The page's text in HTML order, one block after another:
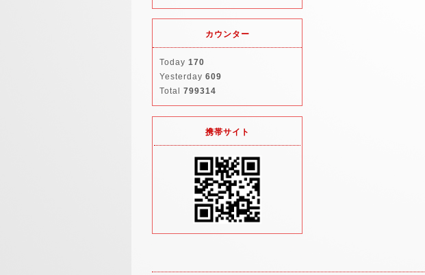
カウンター
Today 170
Yesterday 609
Total 799314
携帯サイト